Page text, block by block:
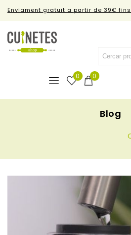
Enviament gratuït a partir de 39€
0
0
Blog